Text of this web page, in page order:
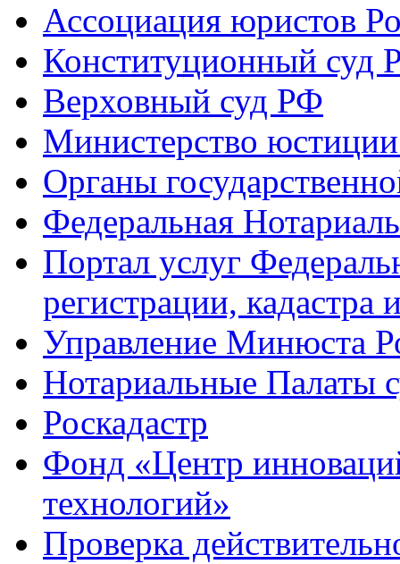
Ассоциация юристов
Конституционный суд
Верховный суд РФ
Министерство
Органы
Федеральная
Портал услуг
регистрации, кадастра
Управление Минюста
Нотариальные Палаты
Роскадастр
Фонд «Центр
технологий»
Проверка